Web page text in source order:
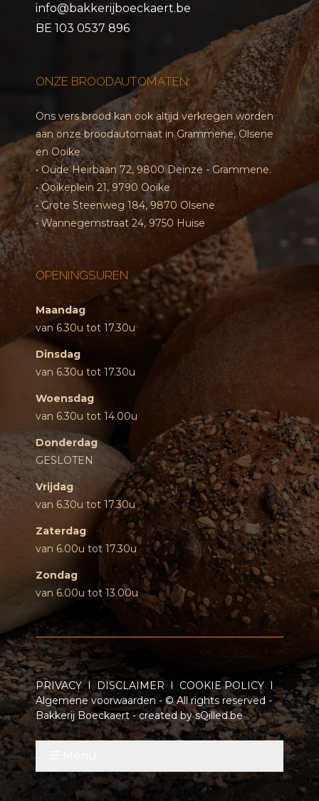
info@bakkerijboeckaert.be
BE 103 0537 896
ONZE BROODAUTOMATEN:
Ons vers brood kan ook altijd verkregen worden
aan onze broodautomaat in Grammene, Olsene
en Ooike.
• Oude Heirbaan 72, 9800 Deinze - Grammene.
• Ooikeplein 21, 9790 Ooike
• Grote Steenweg 184, 9870 Olsene
• Wannegemstraat 24, 9750 Huise
OPENINGSUREN
Maandag
van 6.30u tot 17.30u
Dinsdag
van 6.30u tot 17.30u
Woensdag
van 6.30u tot 14.00u
Donderdag
GESLOTEN
Vrijdag
van 6.30u tot 17.30u
Zaterdag
van 6.00u tot 17.30u
Zondag
van 6.00u tot 13.00u
PRIVACYI DISCLAIMERI COOKIE POLICYI
Algemene voorwaarden - © All rights reserved -
Bakkerij Boeckaert - created bysQilled.be